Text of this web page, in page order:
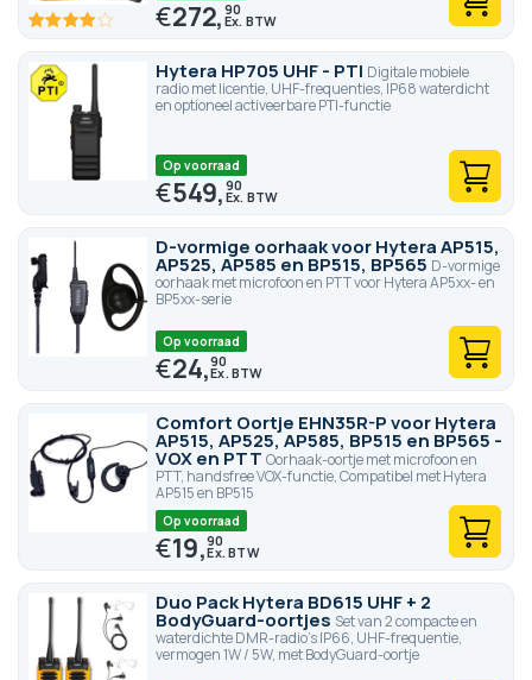
80 100 €272,90
Hytera HP705 UHF - PTI Digitale mobiele
radio met licentie, UHF-frequenties, IP68 waterdicht
en optioneel activeerbare PTI-functie
Op voorraad
€549,90
D-vormige oorhaak voor Hytera AP515,
AP525, AP585 en BP515, BP565 D-vormige
oorhaak met microfoon en PTT voor Hytera AP5xx- en
BP5xx-serie
Op voorraad
€24,90
Comfort Oortje EHN35R-P voor Hytera
AP515, AP525, AP585, BP515 en BP565 -
VOX en PTT Oorhaak-oortje met microfoon en
PTT, handsfree VOX-functie, Compatibel met Hytera
AP515 en BP515
Op voorraad
€19,90
Duo Pack Hytera BD615 UHF + 2
BodyGuard-oortjes Set van 2 compacte en
waterdichte DMR-radio's IP66, UHF-frequentie,
vermogen 1W / 5W, met BodyGuard-oortje